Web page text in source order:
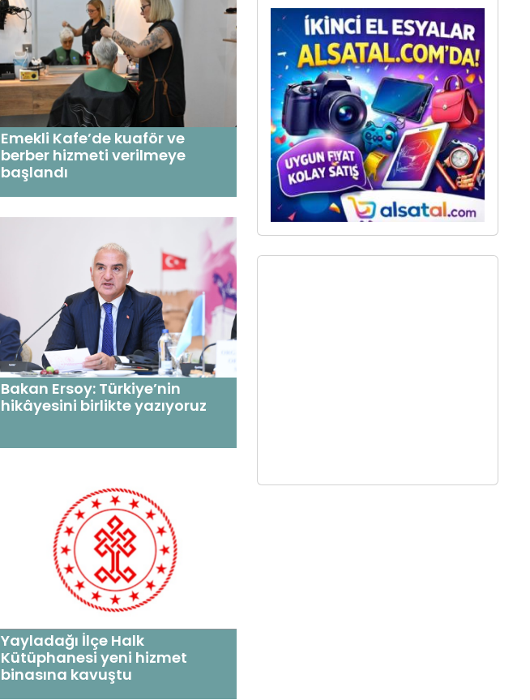
Emekli Kafe’de kuaför ve
berber hizmeti verilmeye
başlandı
Bakan Ersoy: Türkiye’nin
hikâyesini birlikte yazıyoruz
Yayladağı İlçe Halk
Kütüphanesi yeni hizmet
binasına kavuştu